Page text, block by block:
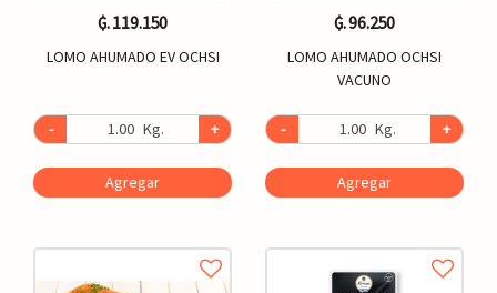
₲. 119.150
LOMO AHUMADO EV OCHSI
- Kg. +
Agregar
₲. 96.250
LOMO AHUMADO OCHSI
VACUNO
- Kg. +
Agregar